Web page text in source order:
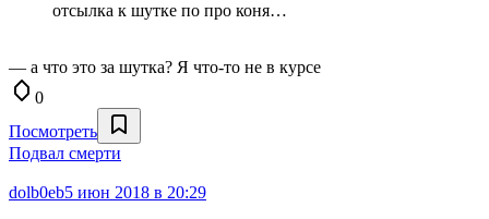
отсылка к шутке по про коня…
— а что это за шутка? Я что-то не в курсе
0
Посмотреть
Подвал смерти
dolb0eb5 июн 2018 в 20:29